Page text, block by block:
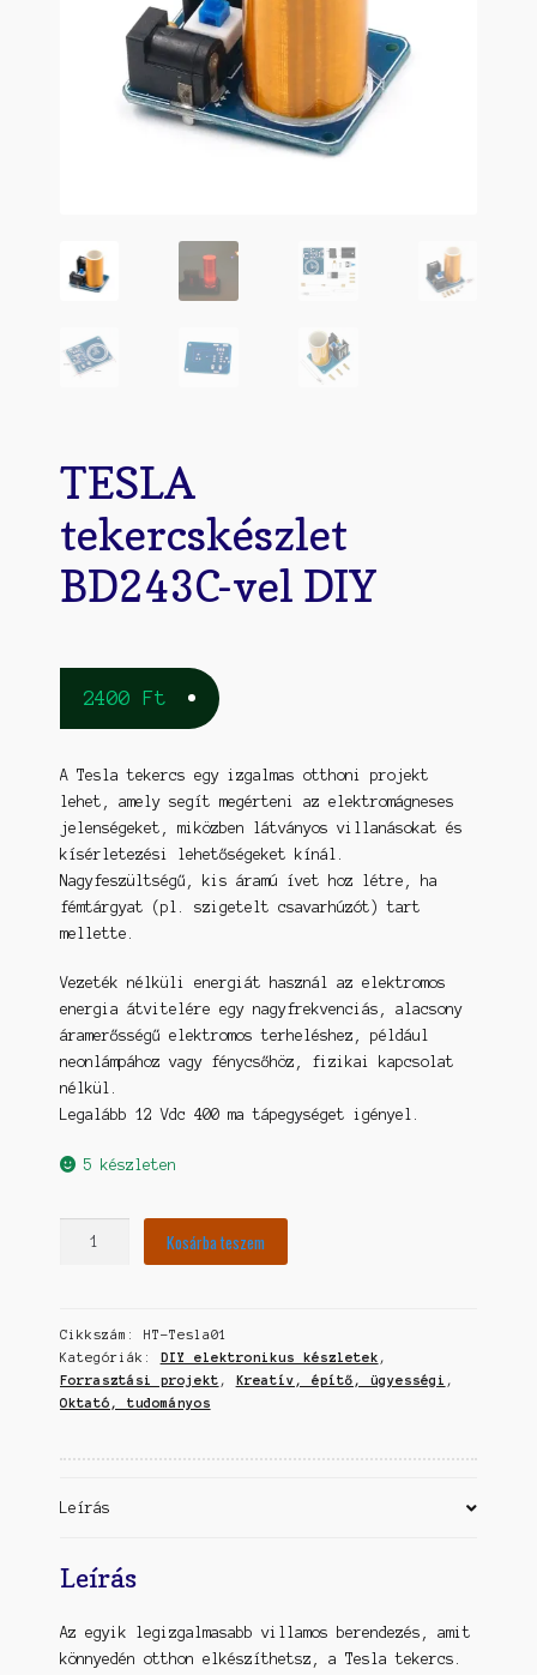
Kreatív Fejlődés és Tanulás: Miért jók az építőkészletek a 3-4 éves gyerekek
Pénztár
Vonalkövető Robotok: Az Új Kihívás a Gyerekeknek
TESLA
tekercskészlet
BD243C-vel DIY
2400 Ft
A Tesla tekercs egy izgalmas otthoni projekt
lehet, amely segít megérteni az elektromágneses
jelenségeket, miközben látványos villanásokat és
kísérletezési lehetőségeket kínál.
Nagyfeszültségű, kis áramú ívet hoz létre, ha
fémtárgyat (pl. szigetelt csavarhúzót) tart
mellette.
Vezeték nélküli energiát használ az elektromos
energia átvitelére egy nagyfrekvenciás, alacsony
áramerősségű elektromos terheléshez, például
neonlámpához vagy fénycsőhöz, fizikai kapcsolat
nélkül.
Legalább 12 Vdc 400 ma tápegységet igényel.
5 készleten
DIY
mennyiség
Kosárba teszem
Cikkszám:
HT-Tesla01
Kategóriák:
DIY elektronikus készletek ,
Forrasztási projekt , Kreatív, építő, ügyességi ,
Oktató, tudományos
Leírás
Leírás
Az egyik legizgalmasabb villamos berendezés, amit
könnyedén otthon elkészíthetsz, a Tesla tekercs.